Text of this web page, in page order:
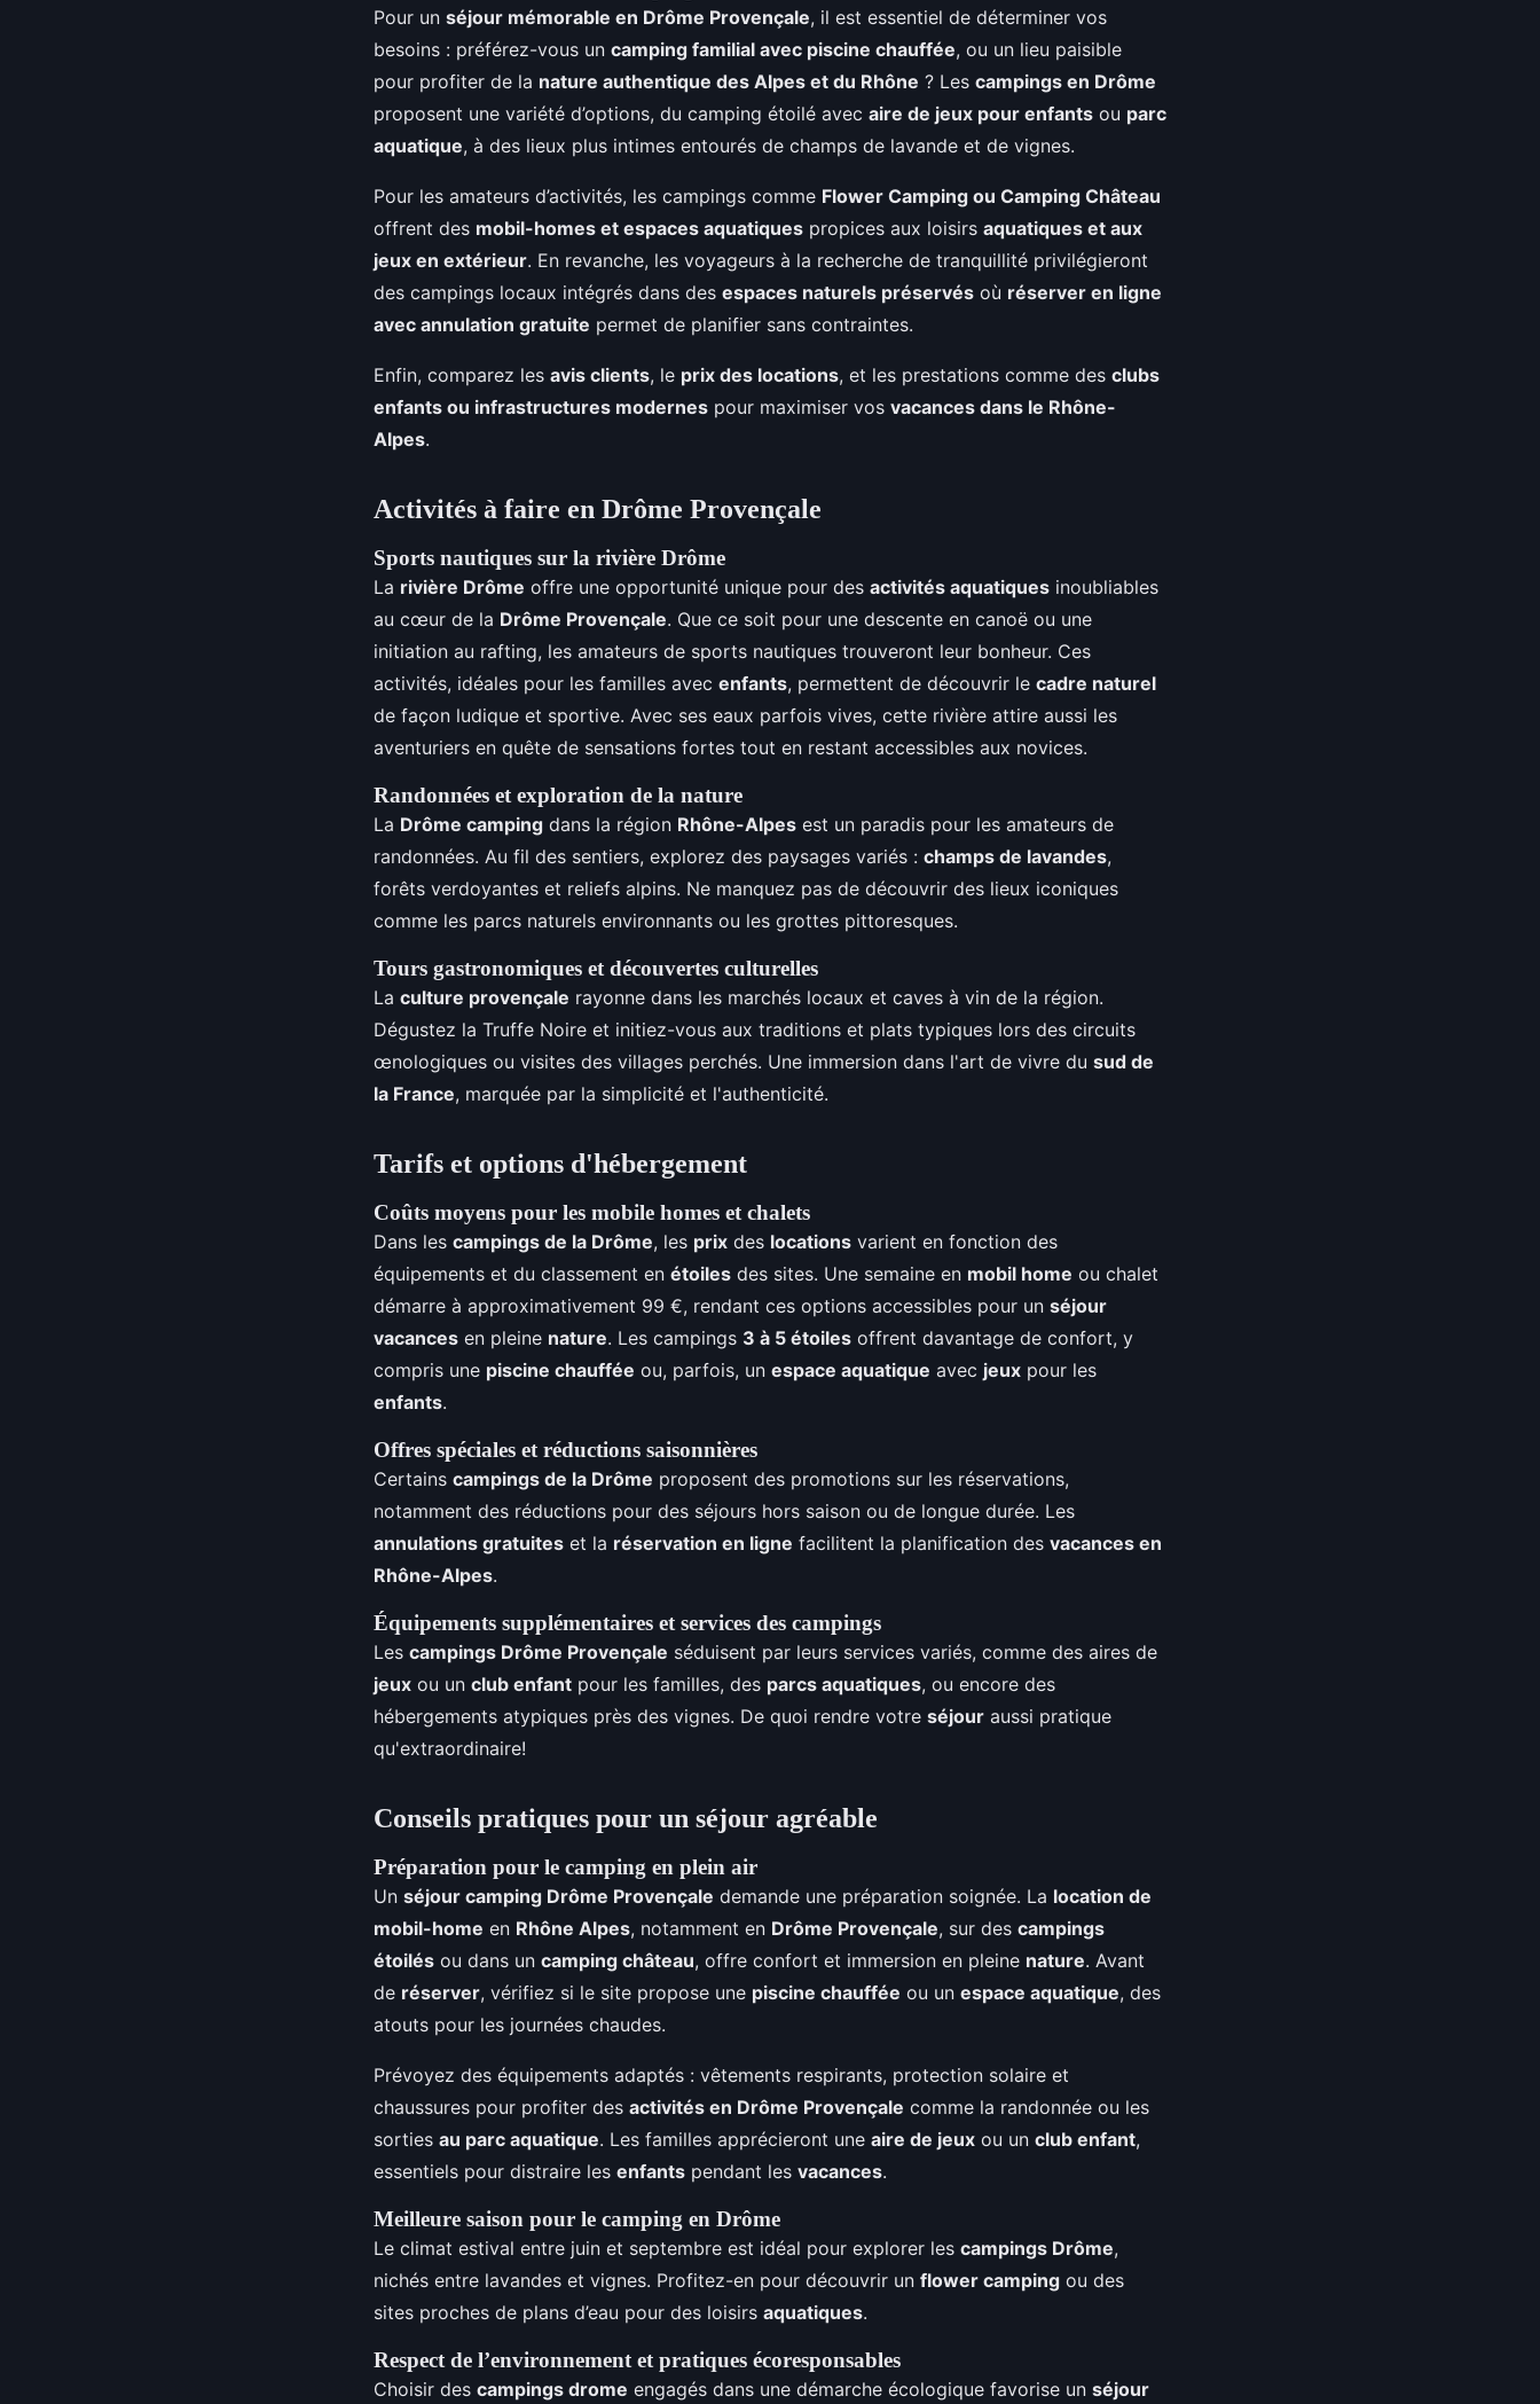
Pour un séjour mémorable en Drôme Provençale, il est essentiel de déterminer vos
besoins : préférez-vous un camping familial avec piscine chauffée, ou un lieu paisible
pour profiter de la nature authentique des Alpes et du Rhône ? Les campings en Drôme
proposent une variété d’options, du camping étoilé avec aire de jeux pour enfants ou parc
aquatique, à des lieux plus intimes entourés de champs de lavande et de vignes.
Pour les amateurs d’activités, les campings comme Flower Camping ou Camping Château
offrent des mobil-homes et espaces aquatiques propices aux loisirs aquatiques et aux
jeux en extérieur. En revanche, les voyageurs à la recherche de tranquillité privilégieront
des campings locaux intégrés dans des espaces naturels préservés où réserver en ligne
avec annulation gratuite permet de planifier sans contraintes.
Enfin, comparez les avis clients, le prix des locations, et les prestations comme des clubs
enfants ou infrastructures modernes pour maximiser vos vacances dans le Rhône-
Alpes.
Activités à faire en Drôme Provençale
Sports nautiques sur la rivière Drôme
La rivière Drôme offre une opportunité unique pour des activités aquatiques inoubliables
au cœur de la Drôme Provençale. Que ce soit pour une descente en canoë ou une
initiation au rafting, les amateurs de sports nautiques trouveront leur bonheur. Ces
activités, idéales pour les familles avec enfants, permettent de découvrir le cadre naturel
de façon ludique et sportive. Avec ses eaux parfois vives, cette rivière attire aussi les
aventuriers en quête de sensations fortes tout en restant accessibles aux novices.
Randonnées et exploration de la nature
La Drôme camping dans la région Rhône-Alpes est un paradis pour les amateurs de
randonnées. Au fil des sentiers, explorez des paysages variés : champs de lavandes,
forêts verdoyantes et reliefs alpins. Ne manquez pas de découvrir des lieux iconiques
comme les parcs naturels environnants ou les grottes pittoresques.
Tours gastronomiques et découvertes culturelles
La culture provençale rayonne dans les marchés locaux et caves à vin de la région.
Dégustez la Truffe Noire et initiez-vous aux traditions et plats typiques lors des circuits
œnologiques ou visites des villages perchés. Une immersion dans l'art de vivre du sud de
la France, marquée par la simplicité et l'authenticité.
Tarifs et options d'hébergement
Coûts moyens pour les mobile homes et chalets
Dans les campings de la Drôme, les prix des locations varient en fonction des
équipements et du classement en étoiles des sites. Une semaine en mobil home ou chalet
démarre à approximativement 99 €, rendant ces options accessibles pour un séjour
vacances en pleine nature. Les campings 3 à 5 étoiles offrent davantage de confort, y
compris une piscine chauffée ou, parfois, un espace aquatique avec jeux pour les
enfants.
Offres spéciales et réductions saisonnières
Certains campings de la Drôme proposent des promotions sur les réservations,
notamment des réductions pour des séjours hors saison ou de longue durée. Les
annulations gratuites et la réservation en ligne facilitent la planification des vacances en
Rhône-Alpes.
Équipements supplémentaires et services des campings
Les campings Drôme Provençale séduisent par leurs services variés, comme des aires de
jeux ou un club enfant pour les familles, des parcs aquatiques, ou encore des
hébergements atypiques près des vignes. De quoi rendre votre séjour aussi pratique
qu'extraordinaire!
Conseils pratiques pour un séjour agréable
Préparation pour le camping en plein air
Un séjour camping Drôme Provençale demande une préparation soignée. La location de
mobil-home en Rhône Alpes, notamment en Drôme Provençale, sur des campings
étoilés ou dans un camping château, offre confort et immersion en pleine nature. Avant
de réserver, vérifiez si le site propose une piscine chauffée ou un espace aquatique, des
atouts pour les journées chaudes.
Prévoyez des équipements adaptés : vêtements respirants, protection solaire et
chaussures pour profiter des activités en Drôme Provençale comme la randonnée ou les
sorties au parc aquatique. Les familles apprécieront une aire de jeux ou un club enfant,
essentiels pour distraire les enfants pendant les vacances.
Meilleure saison pour le camping en Drôme
Le climat estival entre juin et septembre est idéal pour explorer les campings Drôme,
nichés entre lavandes et vignes. Profitez-en pour découvrir un flower camping ou des
sites proches de plans d’eau pour des loisirs aquatiques.
Respect de l’environnement et pratiques écoresponsables
Choisir des campings drome engagés dans une démarche écologique favorise un séjour